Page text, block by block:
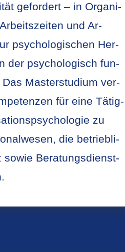
ge­for­dert – in Or­ga­ni­
und Ar­
psy­cho­lo­gi­schen Her­
der psy­cho­lo­gisch fun­
Das Mas­ter­stu­di­um ver­
für eine Tä­tig­
zu
die be­trieb­li­
sowie Be­ra­tungs­dienst­